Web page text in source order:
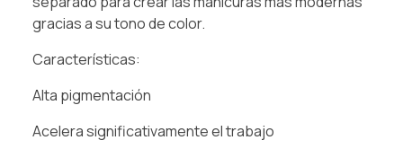
gracias a su tono de color.
Características:
Alta pigmentación
Acelera significativamente el trabajo